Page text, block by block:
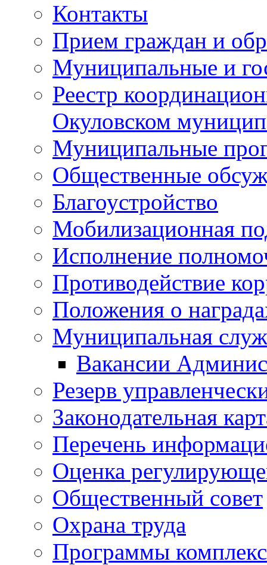
Контакты
Прием граждан и
Муниципальные и
Реестр
Окуловском
Муниципальные
Общественные
Благоустройство
Мобилизационная
Исполнение
Противодействие
Положения о
Муниципальная
Вакансии
Резерв
Законодательная
Перечень
Оценка
Общественный совет
Охрана труда
Программы